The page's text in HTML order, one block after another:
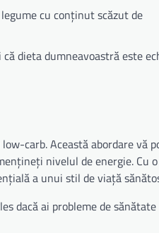
cu conținut scăzut de
dieta dumneavoastră este
carb. Această abordare vă
nivelul de energie. Cu o
a unui stil de viață
dacă ai probleme de sănătate